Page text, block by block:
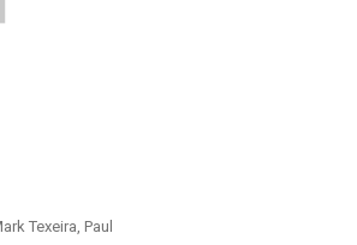
Texeira, Paul